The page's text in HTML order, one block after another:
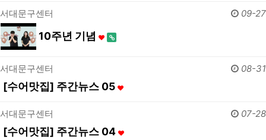
서대문구센터 09-27
10주년 기념
서대문구센터 08-31
[수어맛집] 주간뉴스 05
서대문구센터 07-28
[수어맛집] 주간뉴스 04